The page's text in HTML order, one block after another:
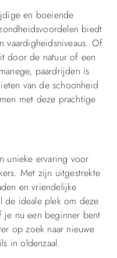
en boeiende
biedt
vaardigheidsniveaus. Of
door de natuur of een
paardrijden is
van de schoonheid
met deze prachtige
unieke ervaring voor
Met zijn uitgestrekte
en vriendelijke
de ideale plek om deze
nu een beginner bent
op zoek naar nieuwe
in oldenzaal.